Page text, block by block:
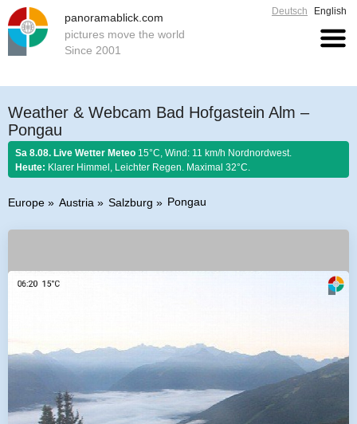
panoramablick.com
pictures move the world
Since 2001
Deutsch English
Weather & Webcam Bad Hofgastein Alm –
Pongau
Sa 8.08. Live Wetter Meteo 15°C, Wind: 11 km/h Nordnordwest.
Heute: Klarer Himmel, Leichter Regen. Maximal 32°C.
Europe Austria Salzburg Pongau